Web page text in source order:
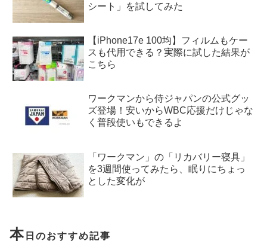
シート」を試してみた
【iPhone17e 100均】フィルムもケー
スも代用できる？実際に試した結果が
こちら
ワークマンから侍ジャパンの公式グッ
ズ登場！安いからWBC応援だけじゃな
く普段使いもできるよ
「ワークマン」の「リカバリー寝具」
を3週間使ってみたら、眠りにちょっ
とした変化が
本 日のおすすめ記事